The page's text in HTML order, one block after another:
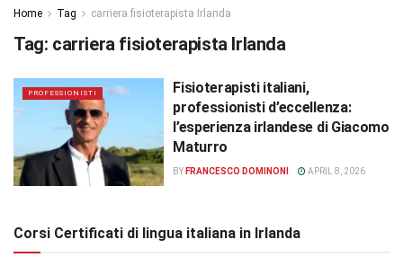
Home Tag carriera fisioterapista Irlanda
Tag: carriera fisioterapista Irlanda
PROFESSIONISTI
Fisioterapisti italiani,
professionisti d’eccellenza:
l’esperienza irlandese di Giacomo
Maturro
BY FRANCESCO DOMINONI APRIL 8, 2026
Corsi Certificati di lingua italiana in Irlanda